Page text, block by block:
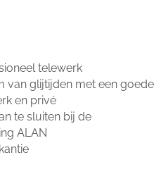
telewerk
van glijtijden met een goede
en privé
te sluiten bij de
ALAN